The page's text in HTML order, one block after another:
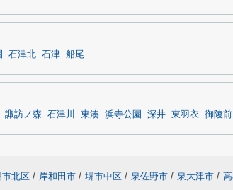
石津北 石津 船尾
諏訪ノ森 石津川 東湊 浜寺公園 深井 東羽衣 御陵前
市北区 / 岸和田市 / 堺市中区 / 泉佐野市 / 泉大津市 /